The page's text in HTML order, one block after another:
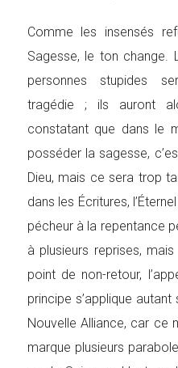
Comme les insensés
Sagesse, le ton change.
personnes stupides
tragédie ; ils auront
constatant que dans le
posséder la sagesse,
Dieu, mais ce sera trop
dans les Écritures,
pécheur à la repentance
à plusieurs reprises,
point de non-retour,
principe s’applique
Nouvelle Alliance, car ce
marque plusieurs